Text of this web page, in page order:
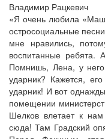
Владимир Рацкевич
«Я очень любила
остросоциальные
мне нравились,
воспитанные ребята.
Помнишь, Лена, у
ударник? Кажется,
ударник! И вот
помещении
Шелков влетает к
сюда! Там Градский